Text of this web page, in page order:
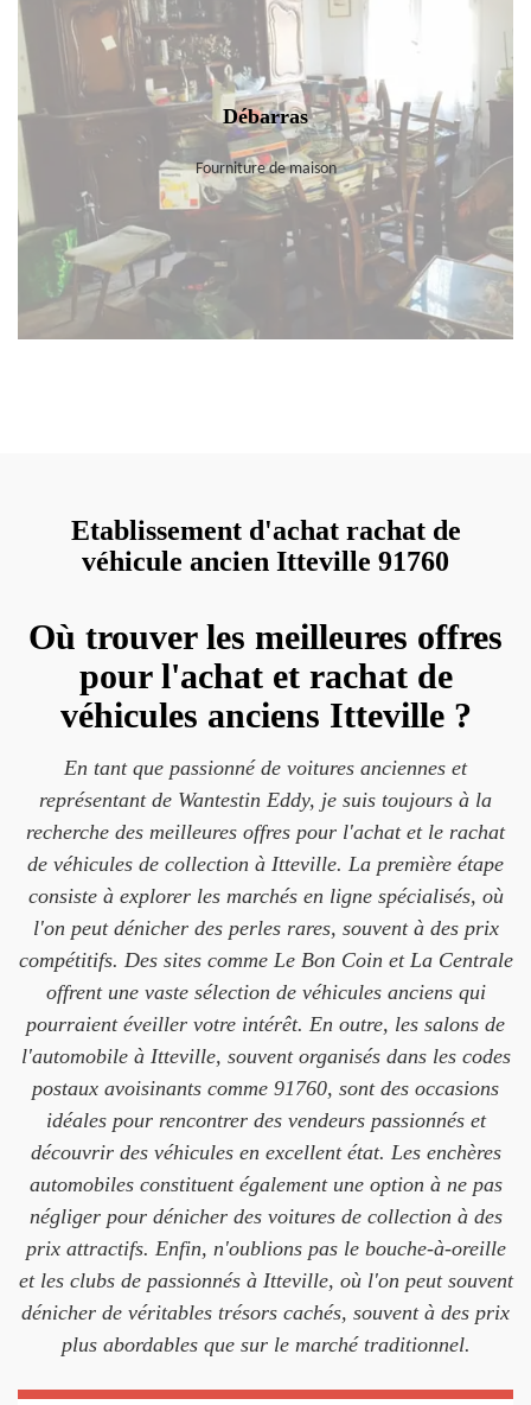
Débarras
Fourniture de maison
Etablissement d'achat rachat de
véhicule ancien Itteville 91760
Où trouver les meilleures offres
pour l'achat et rachat de
véhicules anciens Itteville ?
En tant que passionné de voitures anciennes et
représentant de Wantestin Eddy, je suis toujours à la
recherche des meilleures offres pour l'achat et le rachat
de véhicules de collection à Itteville. La première étape
consiste à explorer les marchés en ligne spécialisés, où
l'on peut dénicher des perles rares, souvent à des prix
compétitifs. Des sites comme Le Bon Coin et La Centrale
offrent une vaste sélection de véhicules anciens qui
pourraient éveiller votre intérêt. En outre, les salons de
l'automobile à Itteville, souvent organisés dans les codes
postaux avoisinants comme 91760, sont des occasions
idéales pour rencontrer des vendeurs passionnés et
découvrir des véhicules en excellent état. Les enchères
automobiles constituent également une option à ne pas
négliger pour dénicher des voitures de collection à des
prix attractifs. Enfin, n'oublions pas le bouche-à-oreille
et les clubs de passionnés à Itteville, où l'on peut souvent
dénicher de véritables trésors cachés, souvent à des prix
plus abordables que sur le marché traditionnel.